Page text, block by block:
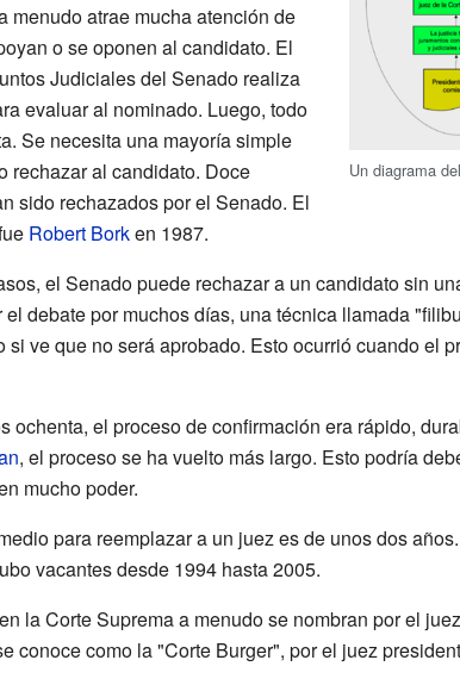
Un diagrama
menudo atrae mucha atención de
o se oponen al candidato. El
Judiciales del Senado realiza
evaluar al nominado. Luego, todo
Se necesita una mayoría simple
rechazar al candidato. Doce
sido rechazados por el Senado. El
Robert Borken 1987.
el Senado puede rechazar a un candidato sin
debate por muchos días, una técnica llamada
si ve que no será aprobado. Esto ocurrió cuando el
ochenta, el proceso de confirmación era rápido,
, el proceso se ha vuelto más largo. Esto podría
mucho poder.
para reemplazar a un juez es de unos dos
vacantes desde 1994 hasta 2005.
la Corte Suprema a menudo se nombran por el
conoce como la "Corte Burger", por el juez